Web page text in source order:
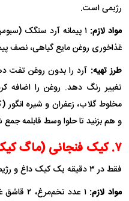
رژیمی است.
مواد لازم:
غذاخوری روغن مایع گیاهی، نصف
طرز تهیه: آرد را بدون روغن تفت
تغییر رنگ دهد. روغن را اضافه
مخلوط گلاب، زعفران و شیره انگور
و هم بزنید تا حلوا وسط قابلمه
۷. کیک فنجانی (ماگ کیک) رژیمی در مایکروویو
فقط در ۳ دقیقه یک کیک داغ و رژیمی داشته باشید!
مواد لازم: